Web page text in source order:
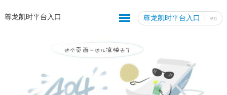
尊龙凯时平台入口 尊龙凯时平台入口 en